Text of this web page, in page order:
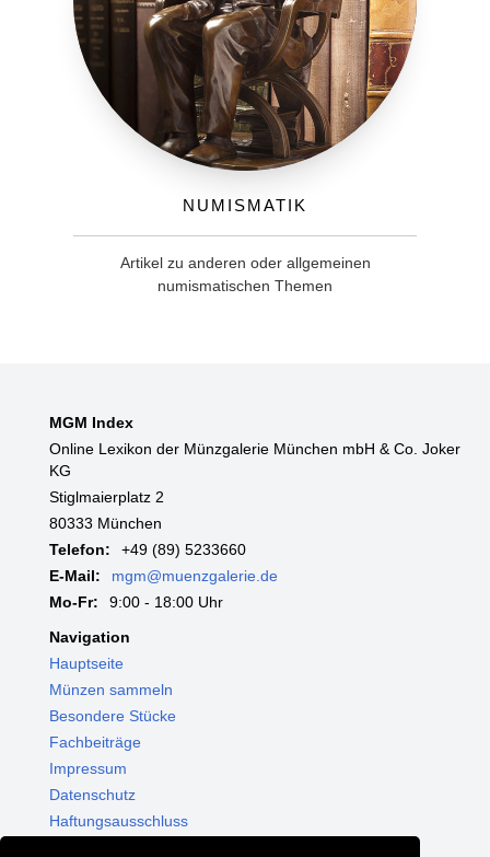
Numismatik
Artikel zu anderen oder allgemeinen
numismatischen Themen
MGM Index
Online Lexikon der Münzgalerie München mbH & Co. Joker
KG
Stiglmaierplatz 2
80333 München
Telefon:
+49 (89) 5233660
E-Mail:
mgm@muenzgalerie.de
Mo-Fr:
9:00 - 18:00 Uhr
Navigation
Hauptseite
Münzen sammeln
Besondere Stücke
Fachbeiträge
Impressum
Datenschutz
Haftungsausschluss